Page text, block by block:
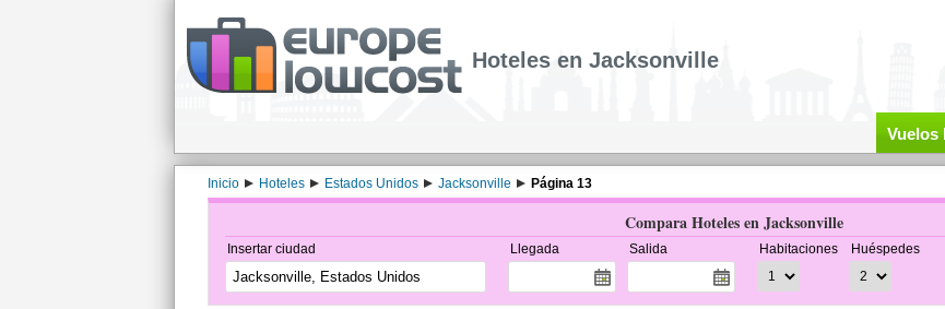
Hoteles en Jacksonville
Vuelos
Inicio Hoteles Estados Unidos Jacksonville Página 13
Compara Hoteles en Jacksonville
Insertar ciudad Llegada Salida Habitaciones Huéspedes